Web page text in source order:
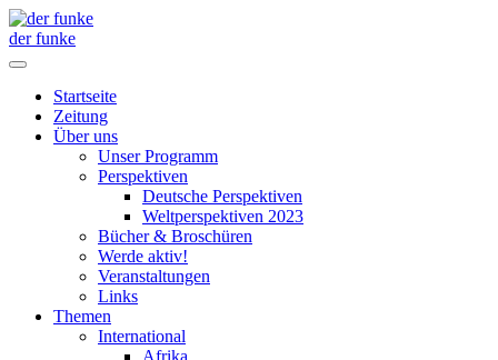
der funke
Startseite
Zeitung
Über uns
Unser Programm
Perspektiven
Deutsche Perspektiven
Weltperspektiven 2023
Bücher & Broschüren
Werde aktiv!
Veranstaltungen
Links
Themen
International
Afrika